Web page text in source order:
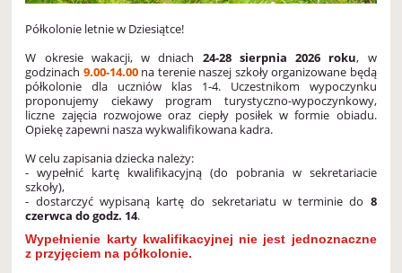
Półkolonie letnie w Dziesiątce!
W okresie wakacji, w dniach 24-28 sierpnia 2026 roku, w
godzinach 9.00-14.00na terenie naszej szkoły organizowane będą
półkolonie dla uczniów klas 1-4. Uczestnikom wypoczynku
proponujemy ciekawy program turystyczno-wypoczynkowy,
liczne zajęcia rozwojowe oraz ciepły posiłek w formie obiadu.
Opiekę zapewni nasza wykwalifikowana kadra.
W celu zapisania dziecka należy:
- wypełnić kartę kwalifikacyjną (do pobrania w sekretariacie
szkoły),
- dostarczyć wypisaną kartę do sekretariatu w terminie do 8
czerwca do godz. 14.
Wypełnienie karty kwalifikacyjnej nie jest jednoznaczne
z przyjęciem na półkolonie.